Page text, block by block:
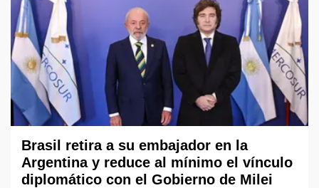
Brasil retira a su embajador en la
Argentina y reduce al mínimo el vínculo
diplomático con el Gobierno de Milei